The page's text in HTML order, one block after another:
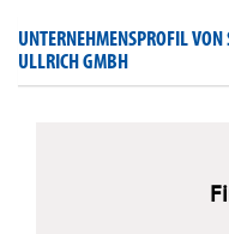
UNTERNEHMENSPROFIL
ULLRICH GMBH